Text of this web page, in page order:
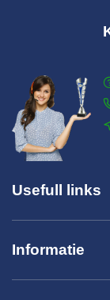
Usefull links
Informatie